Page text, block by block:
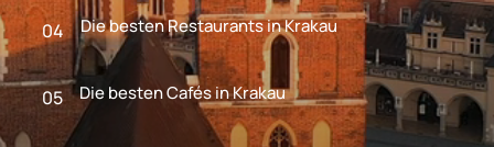
04 Die besten Restaurants in Krakau
05 Die besten Cafés in Krakau